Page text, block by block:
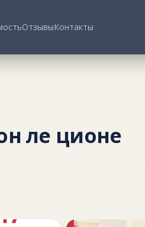
ОтзывыКонтакты
ле ционе